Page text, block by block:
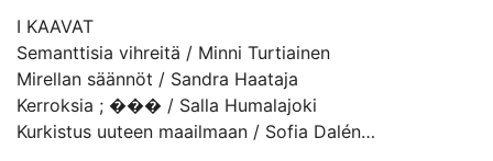
I KAAVAT
Semanttisia vihreitä / Minni Turtiainen
Mirellan säännöt / Sandra Haataja
Kerroksia ; ��� / Salla Humalajoki
Kurkistus uuteen maailmaan / Sofia Dalén